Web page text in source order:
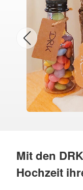
Mit den
Hochzeit